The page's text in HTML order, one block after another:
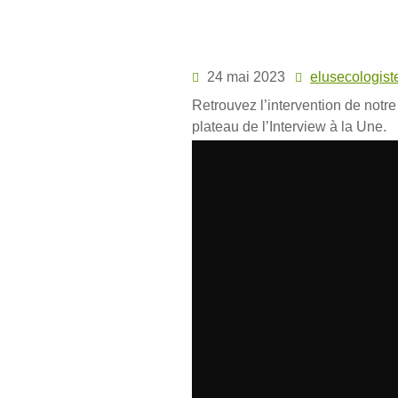
Revue de presse
24 mai 2023
Retrouvez l’intervention de
plateau de l’Interview à la Une.